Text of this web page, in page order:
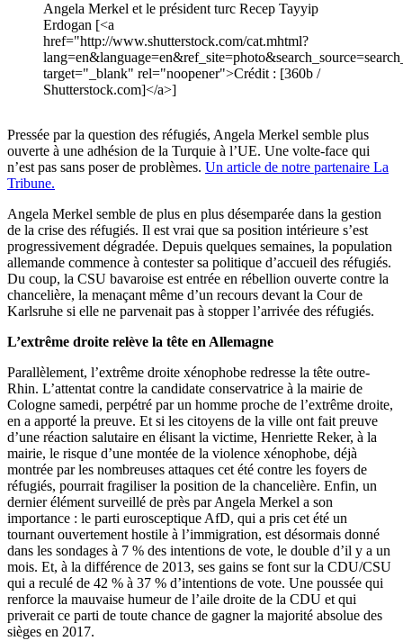
Angela Merkel et le président turc Recep Tayyip
Erdogan [<a
href="http://www.shutterstock.com/cat.mhtml?
target="_blank" rel="noopener">Crédit : [360b /
Shutterstock.com]</a>]
Pressée par la question des réfugiés, Angela Merkel semble plus
ouverte à une adhésion de la Turquie à l’UE. Une volte-face qui
n’est pas sans poser de problèmes. Un article de notre partenaire La
Tribune.
Angela Merkel semble de plus en plus désemparée dans la gestion
de la crise des réfugiés. Il est vrai que sa position intérieure s’est
progressivement dégradée. Depuis quelques semaines, la population
allemande commence à contester sa politique d’accueil des réfugiés.
Du coup, la CSU bavaroise est entrée en rébellion ouverte contre la
chancelière, la menaçant même d’un recours devant la Cour de
Karlsruhe si elle ne parvenait pas à stopper l’arrivée des réfugiés.
L’extrême droite relève la tête en Allemagne
Parallèlement, l’extrême droite xénophobe redresse la tête outre-
Rhin. L’attentat contre la candidate conservatrice à la mairie de
Cologne samedi, perpétré par un homme proche de l’extrême droite,
en a apporté la preuve. Et si les citoyens de la ville ont fait preuve
d’une réaction salutaire en élisant la victime, Henriette Reker, à la
mairie, le risque d’une montée de la violence xénophobe, déjà
montrée par les nombreuses attaques cet été contre les foyers de
réfugiés, pourrait fragiliser la position de la chancelière. Enfin, un
dernier élément surveillé de près par Angela Merkel a son
importance : le parti eurosceptique AfD, qui a pris cet été un
tournant ouvertement hostile à l’immigration, est désormais donné
dans les sondages à 7 % des intentions de vote, le double d’il y a un
mois. Et, à la différence de 2013, ses gains se font sur la CDU/CSU
qui a reculé de 42 % à 37 % d’intentions de vote. Une poussée qui
renforce la mauvaise humeur de l’aile droite de la CDU et qui
priverait ce parti de toute chance de gagner la majorité absolue des
sièges en 2017.